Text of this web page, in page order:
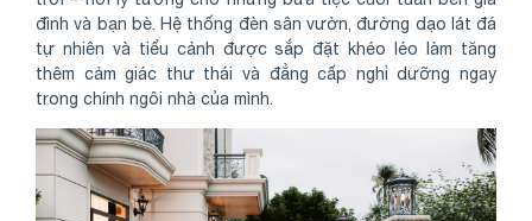
đình và bạn bè. Hệ thống đèn sân vườn, đường dạo lát đá
tự nhiên và tiểu cảnh được sắp đặt khéo léo làm tăng
thêm cảm giác thư thái và đẳng cấp nghỉ dưỡng ngay
trong chính ngôi nhà của mình.